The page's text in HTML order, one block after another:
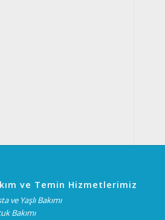
ve Temin Hizmetlerimiz
ve Yaşlı Bakımı
Bakımı